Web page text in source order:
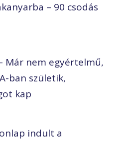
– 90 csodás
Már nem egyértelmű,
ban születik,
kap
indult a